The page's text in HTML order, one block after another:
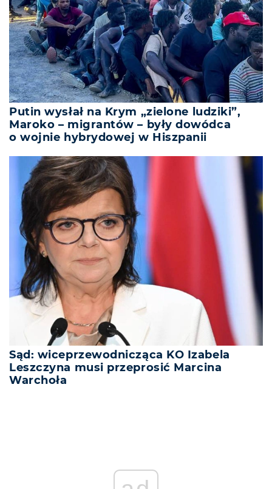
Putin wysłał na Krym „zielone ludziki”,
Maroko – migrantów – były dowódca
o wojnie hybrydowej w Hiszpanii
Sąd: wiceprzewodnicząca KO Izabela
Leszczyna musi przeprosić Marcina
Warchoła